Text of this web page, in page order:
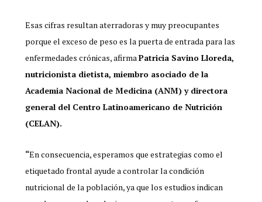
Esas cifras resultan aterradoras y muy preocupantes
porque el exceso de peso es la puerta de entrada para las
enfermedades crónicas, afirmaPatricia Savino Lloreda,
nutricionista dietista, miembro asociado de la
Academia Nacional de Medicina (ANM) y directora
general del Centro Latinoamericano de Nutrición
(CELAN).
“En consecuencia, esperamos que estrategias como el
etiquetado frontal ayude a controlar la condición
nutricional de la población, ya que los estudios indican